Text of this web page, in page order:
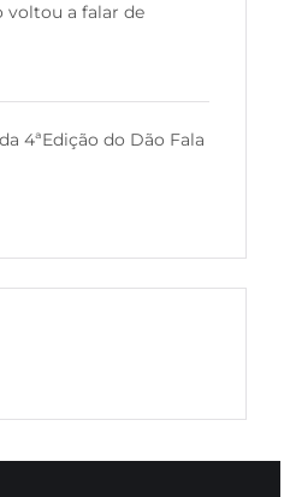
voltou a falar de
4ªEdição do Dão Fala